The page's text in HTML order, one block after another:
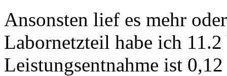
Ansonsten lief es mehr
Labornetzteil habe ich
Leistungsentnahme ist